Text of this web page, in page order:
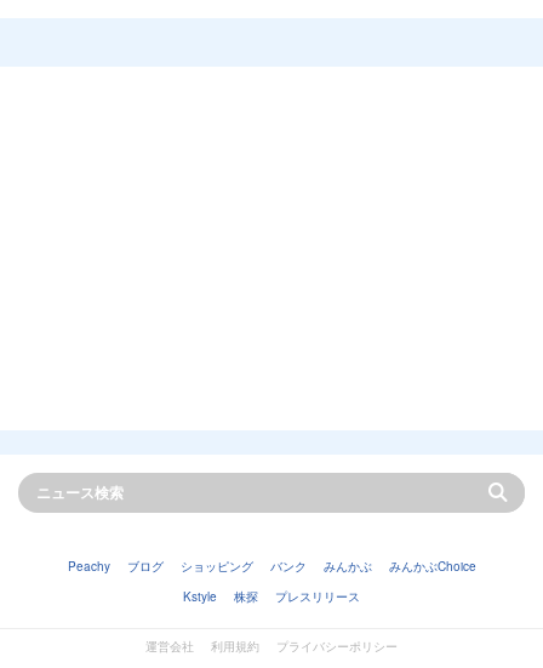
Peachy ブログ ショッピング バンク みんかぶ
みんかぶChoice
Kstyle
株探 プレスリリース
運営会社 利用規約 プライバシーポリシー